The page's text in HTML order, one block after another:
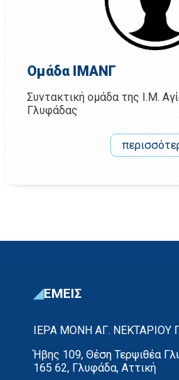
Ομάδα ΙΜΑΝΓ
Συντακτική ομάδα της Ι.Μ.
Γλυφάδας
ΕΜΕΙΣ
ΙΕΡΑ ΜΟΝΗ ΑΓ. ΝΕΚΤΑΡΙΟΥ
Ήβης 109, Θέση Τερψιθέα
165 62, Γλυφάδα, Αττική